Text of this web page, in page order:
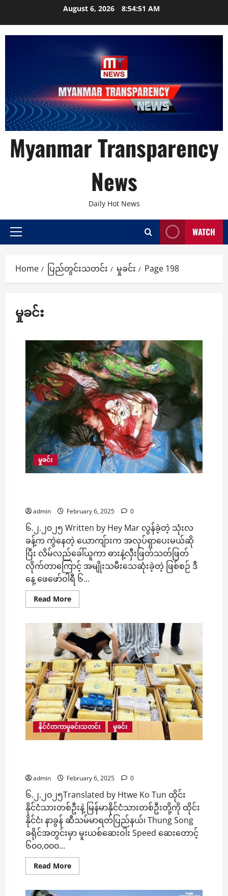
August 6, 2026 8:54:52 AM
Myanmar Transparency
News
Daily Hot News
Primary
WATCH
Home ပြည်တွင်းသတင်း မှုခင်း Page 198
မှုခင်း
မှုခင်း
admin February 6, 2025 0
၆.၂.၂၀၂၅ Written by Hey Mar လွန်ခဲ့တဲ့ သုံးလ
ခန့်က ကွဲနေတဲ့ ယောကျ်ားက အလုပ်ရှာပေးမယ်ဆို
ပြီး လိမ်လည်ခေါ်ယူကာ ဓားနဲ့လှီးဖြတ်သတ်ဖြတ်
လိုက်တာကြောင့် အမျိုးသမီးသေဆုံးခဲ့တဲ့ ဖြစ်စဉ် ဒီ
နေ့‌ ဖေဖော်ဝါရီ ၆...
Read MoreRead
more
တဲ့
ယော
ကျ်ား
က
အလုပ်
ရ
မယ်
လိမ်
ခေါ်
ကာ
သတ်ဖြတ်
လို့
ဇနီး
ဖြစ်
သူ
သေဆုံး
နိုင်ငံတကာမှုခင်းသတင်း မှုခင်း
admin February 6, 2025 0
၆.၂.၂၀၂၅Translated by Htwe Ko Tun ထိုင်း
နိုင်ငံသားတစ်ဦးနဲ့ မြန်မာနိုင်ငံသားတစ်ဦးတို့ကို ထိုင်း
နိုင်ငံ၊ နာခွန် ဆီသမ်မာရတ်ပြည်နယ်၊ Thung Song
ခရိုင်အတွင်းမှာ မူးယစ်ဆေးဝါး Speed ဆေးတောင့်
၆၀၀,၀၀၀...
Read MoreRead
more